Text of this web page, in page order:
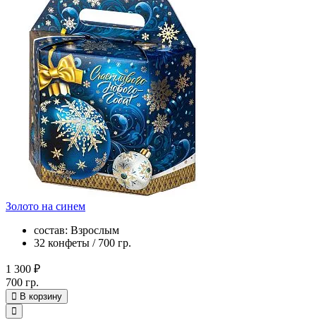
Золото на синем
состав: Взрослым
32 конфеты / 700 гр.
1 300 ₽
700 гр.
В корзину